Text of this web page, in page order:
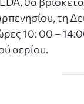
τη
10: 00 –
αερίου.